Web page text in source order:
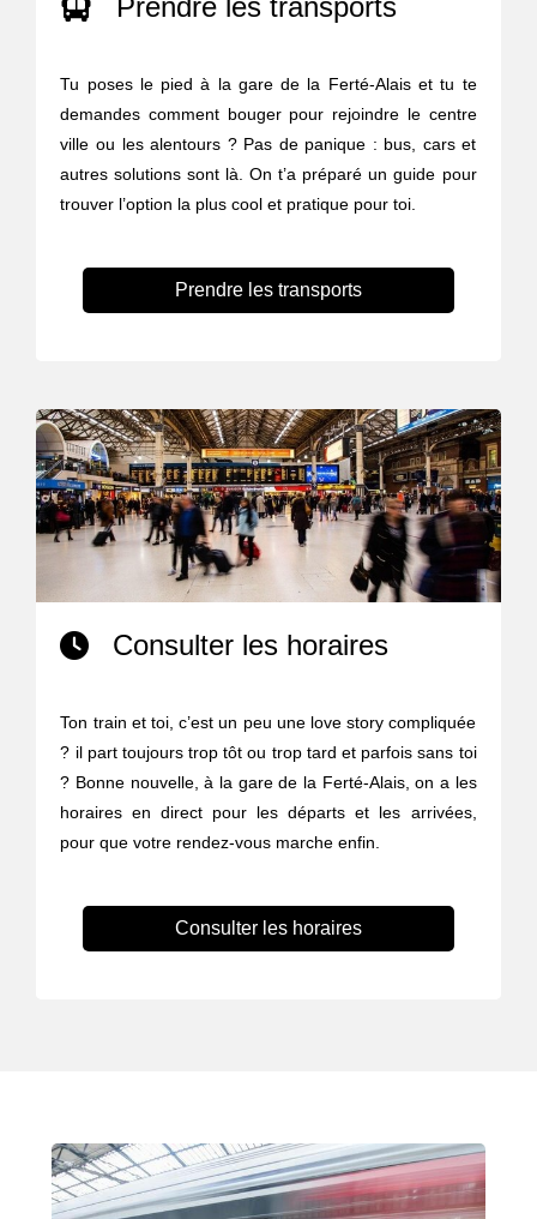
Prendre les transports
Tu poses le pied à la gare de la Ferté-Alais et tu te
demandes comment bouger pour rejoindre le centre
ville ou les alentours ? Pas de panique : bus, cars et
autres solutions sont là. On t’a préparé un guide pour
trouver l’option la plus cool et pratique pour toi.
Prendre les transports
Consulter les horaires
Ton train et toi, c’est un peu une love story compliquée
? il part toujours trop tôt ou trop tard et parfois sans toi
? Bonne nouvelle, à la gare de la Ferté-Alais, on a les
horaires en direct pour les départs et les arrivées,
pour que votre rendez-vous marche enfin.
Consulter les horaires